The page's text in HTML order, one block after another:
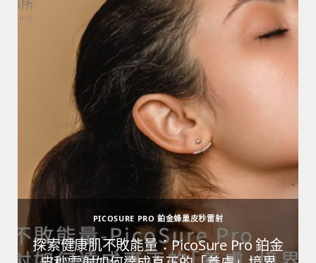
PICOSURE PRO 鉑金蜂巢皮秒雷射
探索健康肌不敗能量：PicoSure Pro 鉑金